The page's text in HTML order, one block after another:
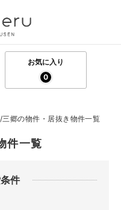
お気に入り
0
三郷の物件・居抜き物件一覧
件一覧
件